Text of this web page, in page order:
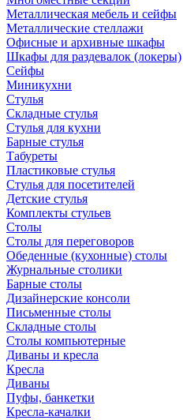
Металлическая мебель и сейфы
Металлические стеллажи
Офисные и архивные шкафы
Шкафы для раздевалок (локеры)
Сейфы
Миникухни
Стулья
Складные стулья
Стулья для кухни
Барные стулья
Табуреты
Пластиковые стулья
Стулья для посетителей
Детские стулья
Комплекты стульев
Столы
Столы для переговоров
Обеденные (кухонные) столы
Журнальные столики
Барные столы
Дизайнерские консоли
Письменные столы
Складные столы
Столы компьютерные
Диваны и кресла
Кресла
Диваны
Пуфы, банкетки
Кресла-качалки